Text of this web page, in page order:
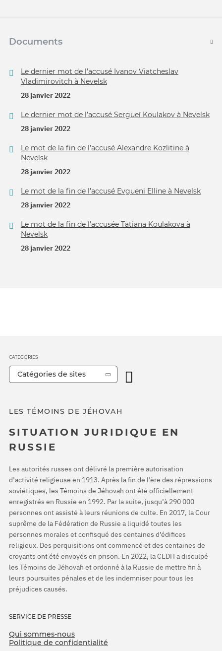
Documents
Le dernier mot de l’accusé Ivanov Viatcheslav
Vladimirovitch à Nevelsk
28 janvier 2022
Le dernier mot de l’accusé Sergueï Koulakov à Nevelsk
28 janvier 2022
Le mot de la fin de l’accusé Alexandre Kozlitine à
Nevelsk
28 janvier 2022
Le mot de la fin de l’accusé Evgueni Elline à Nevelsk
28 janvier 2022
Le mot de la fin de l’accusée Tatiana Koulakova à
Nevelsk
28 janvier 2022
LES TÉMOINS DE JÉHOVAH
SITUATION JURIDIQUE EN
RUSSIE
Les autorités russes ont délivré la première autorisation
d’activité religieuse en 1913. Après la fin de l’ère des répressions
soviétiques, les Témoins de Jéhovah ont été officiellement
enregistrés en Russie en 1992. Par la suite, jusqu’à 290 000
personnes ont assisté à leurs réunions de culte. En 2017, la Cour
suprême de la Fédération de Russie a liquidé toutes les
personnes morales et confisqué des centaines d’édifices
religieux. Des perquisitions ont commencé et des centaines de
croyants ont été envoyés en prison. En 2022, la CEDH a disculpé
les Témoins de Jéhovah et ordonné à la Russie de mettre fin à
leurs poursuites pénales et de les indemniser pour tous les
préjudices causés.
SERVICE DE PRESSE
Qui sommes-nous
Politique de confidentialité
CATÉGORIES
Catégories de sites